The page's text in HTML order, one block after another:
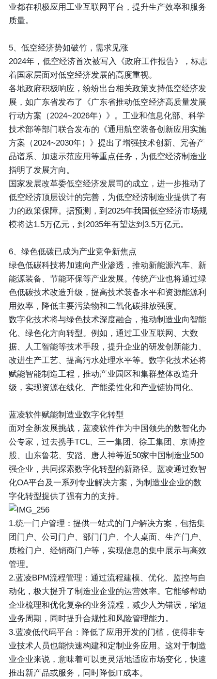
业都在积极应用工业互联网平台，提升生产效率和服务
质量。
5、低空经济势如破竹，需求见涨
2024年，低空经济首次被写入《政府工作报告》，标志
着国家层面对低空经济发展的高度重视。
各地政府积极响应，纷纷出台相关政策支持低空经济发
展，如广东省发布了《广东省推动低空经济高质量发展
行动方案（2024~2026年）》。工业和信息化部、科学
技术部等部门联合发布的《通用航空装备创新应用实施
方案（2024~2030年）》提出了增强技术创新、完善产
品谱系、加速示范应用等重点任务，为低空经济制造业
指明了发展方向。
国家发展改革委低空经济发展司的成立，进一步推动了
低空经济顶层设计的完善，为低空经济制造业提供了有
力的政策保障。据预测，到2025年我国低空经济市场规
模将达1.5万亿元，到2035年有望达到3.5万亿元。
6、绿色低碳已成为产业竞争新焦点
绿色低碳科技将加速向产业渗透，推动新能源汽车、新
能源装备、节能环保等产业发展。传统产业也将通过绿
色低碳技术改造升级，提高技术装备水平和资源能源利
用效率，降低主要污染物和二氧化碳排放强度。
数字化技术将与绿色技术深度融合，推动制造业向智能
化、绿色化方向转型。例如，通过工业互联网、大数
据、人工智能等技术手段，提升企业的研发创新能力、
改进生产工艺、提高污水处理水平等。数字化技术还将
赋能智能制造工程，推动产业园区和集群整体改造升
级，实现资源在线化、产能柔性化和产业链协同化。
蓝凌软件赋能制造业数字化转型
面对全新发展挑战，蓝凌软件作为中国领先的数智化办
公专家，过去携手TCL、三一集团、徐工集团、京博控
股、山东鲁花、安踏、唐人神等近50家中国制造业500
强企业，共同探索数字化转型的新路径。蓝凌通过数智
化OA平台及一系列专业解决方案，为制造业企业的数
字化转型提供了强有力的支持。
1.统一门户管理：提供一站式的门户解决方案，包括集
团门户、公司门户、部门门户、个人桌面、生产门户、
质检门户、经销商门户等，实现信息的集中展示与高效
管理。
2.蓝凌BPM流程管理：通过流程建模、优化、监控与自
动化，极大提升了制造业企业的运营效率。它能够帮助
企业梳理和优化复杂的业务流程，减少人为错误，缩短
业务周期，同时提升合规性和风险管理能力。
3.蓝凌低代码平台：降低了应用开发的门槛，使得非专
业技术人员也能快速构建和定制业务应用。这对于制造
业企业来说，意味着可以更灵活地适应市场变化，快速
推出新产品或服务，同时降低IT成本。